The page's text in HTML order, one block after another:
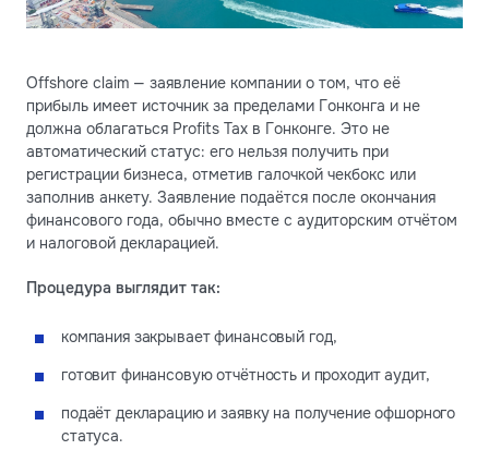
Offshore claim — заявление компании о том, что её
прибыль имеет источник за пределами Гонконга и не
должна облагаться Profits Tax в Гонконге. Это не
автоматический статус: его нельзя получить при
регистрации бизнеса, отметив галочкой чекбокс или
заполнив анкету. Заявление подаётся после окончания
финансового года, обычно вместе с аудиторским отчётом
и налоговой декларацией.
Процедура выглядит так:
компания закрывает финансовый год,
готовит финансовую отчётность и проходит аудит,
подаёт декларацию и заявку на получение офшорного
статуса.